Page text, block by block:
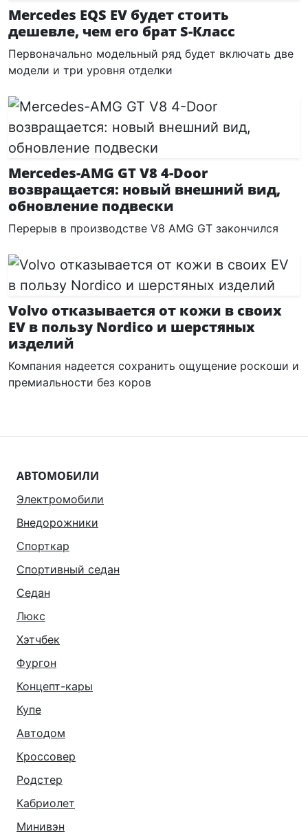
Mercedes EQS EV будет стоить
дешевле, чем его брат S-Класс
Первоначально модельный ряд будет включать две
модели и три уровня отделки
Mercedes-AMG GT V8 4-Door
возвращается: новый внешний вид,
обновление подвески
Перерыв в производстве V8 AMG GT закончился
Volvo отказывается от кожи в своих
EV в пользу Nordico и шерстяных
изделий
Компания надеется сохранить ощущение роскоши и
премиальности без коров
АВТОМОБИЛИ
Электромобили
Внедорожники
Спорткар
Спортивный седан
Седан
Люкс
Хэтчбек
Фургон
Концепт-кары
Купе
Автодом
Кроссовер
Родстер
Кабриолет
Минивэн